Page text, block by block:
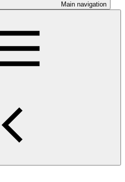
Main navigation